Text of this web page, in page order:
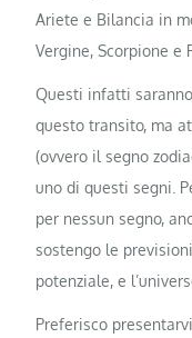
Ariete e Bilancia in
Vergine, Scorpione e
Questi infatti
questo transito, ma
(ovvero il segno
uno di questi segni.
per nessun segno,
sostengo le
potenziale, e
Preferisco